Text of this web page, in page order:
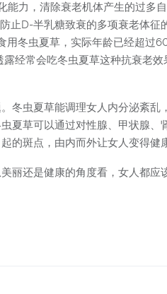
力，清除衰老机体产生的过多
止D-半乳糖致衰的多项衰老体征
冬虫夏草，实际年龄已经超过
经常会吃冬虫夏草这种抗衰老效
冬虫夏草能调理女人内分泌紊乱
夏草可以通过对性腺、甲状腺、
的斑点，由内而外让女人变得健
丽还是健康的角度看，女人都应